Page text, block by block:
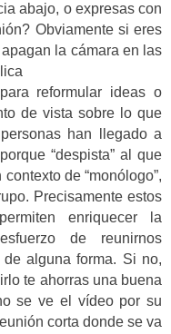
abajo, o expresas con
Obviamente si eres
la cámara en las
reformular ideas o
de vista sobre lo que
han llegado a
“despista” al que
de “monólogo”,
Precisamente estos
enriquecer la
de reunirnos
alguna forma. Si no,
te ahorras una buena
se ve el vídeo por su
corta donde se va